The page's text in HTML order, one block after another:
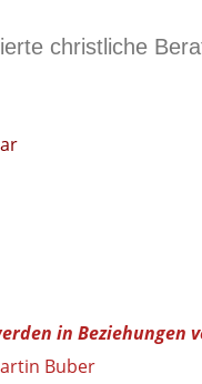
in Beziehungen